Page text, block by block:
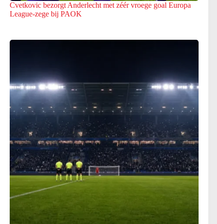
Cvetkovic bezorgt Anderlecht met zéér vroege goal Europa
League-zege bij PAOK